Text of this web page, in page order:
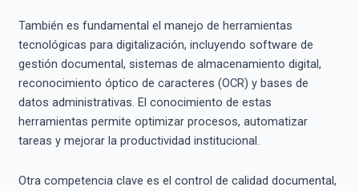
También es fundamental el manejo de herramientas
tecnológicas para digitalización, incluyendo software de
gestión documental, sistemas de almacenamiento digital,
reconocimiento óptico de caracteres (OCR) y bases de
datos administrativas. El conocimiento de estas
herramientas permite optimizar procesos, automatizar
tareas y mejorar la productividad institucional.
Otra competencia clave es el control de calidad documental,